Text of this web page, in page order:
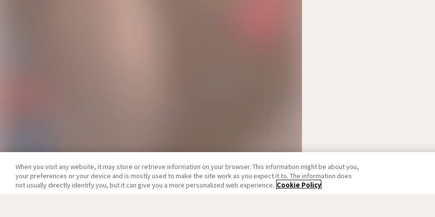
When you visit any website, it may store or retrieve information on your browser. This information might be about you,
your preferences or your device and is mostly used to make the site work as you expect it to. The information does
not usually directly identify you, but it can give you a more personalized web experience. Cookie Policy